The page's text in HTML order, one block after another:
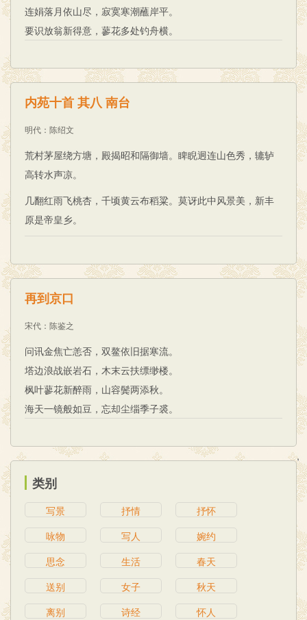
连娟落月依山尽，寂寞寒潮蘸岸平。
要识放翁新得意，蓼花多处钓舟横。
内苑十首 其八 南台
明代 ： 陈绍文
荒村茅屋绕方塘，殿揭昭和隔御墙。睥睨迥连山色秀，辘轳
高转水声凉。
几翻红雨飞桃杏，千顷黄云布稻粱。莫讶此中风景美，新丰
原是帝皇乡。
再到京口
宋代 ： 陈鉴之
问讯金焦亡恙否，双鳌依旧据寒流。
塔边浪战嵌岩石，木末云扶缥缈楼。
枫叶蓼花新醉雨，山容鬓两添秋。
海天一镜般如豆，忘却尘缁季子裘。
类别
写景 抒情
抒怀
咏物
写人
婉约
思念
生活
春天
送别
女子
秋天
离别
诗经 怀人
,